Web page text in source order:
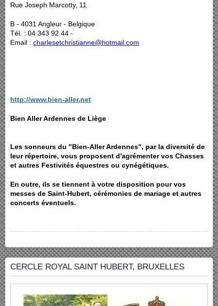
Rue Joseph Marcotty, 11
B - 4031 Angleur - Belgique
Tél. : 04 343 92 44 -
Email : charlesetchristianne@hotmail.com
http://www.bien-aller.net
Bien Aller Ardennes de Liège
Les sonneurs du "Bien-Aller Ardennes", par la diversité de
leur répertoire, vous proposent d'agrémenter vos Chasses
et autres Festivités équestres ou cynégétiques.
En outre, ils se tiennent à votre disposition pour vos
messes de Saint-Hubert, cérémonies de mariage et autres
concerts éventuels.
CERCLE ROYAL SAINT HUBERT, BRUXELLES